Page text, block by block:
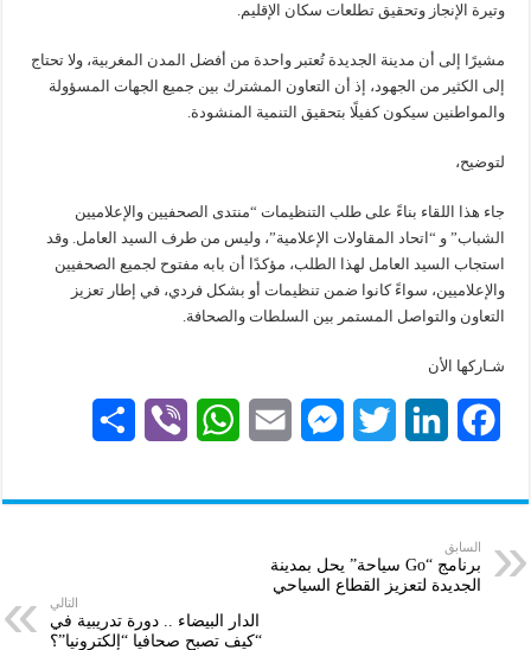
وتيرة الإنجاز وتحقيق تطلعات سكان الإقليم.
مشيرًا إلى أن مدينة الجديدة تُعتبر واحدة من أفضل المدن المغربية، ولا تحتاج
إلى الكثير من الجهود، إذ أن التعاون المشترك بين جميع الجهات المسؤولة
والمواطنين سيكون كفيلًا بتحقيق التنمية المنشودة.
لتوضيح،
جاء هذا اللقاء بناءً على طلب التنظيمات “منتدى الصحفيين والإعلاميين
الشباب” و “اتحاد المقاولات الإعلامية”، وليس من طرف السيد العامل. وقد
استجاب السيد العامل لهذا الطلب، مؤكدًا أن بابه مفتوح لجميع الصحفيين
والإعلاميين، سواءً كانوا ضمن تنظيمات أو بشكل فردي، في إطار تعزيز
التعاون والتواصل المستمر بين السلطات والصحافة.
شـاركها الأن
c
e
b
n
e
i
t
M
s
e
a
W
a
A
b
a
السابق
برنامج “Go سياحة” يحل بمدينة
الجديدة لتعزيز القطاع السياحي
التالي
الدار البيضاء .. دورة تدريبية في
“كيف تصبح صحافيا “إلكترونيا”؟